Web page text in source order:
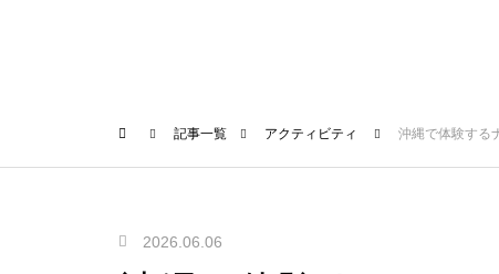
記事一覧 アクティビティ 沖縄で体験する
2026.06.06